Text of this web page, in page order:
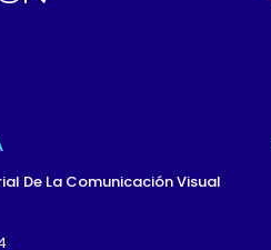
De La Comunicación Visual